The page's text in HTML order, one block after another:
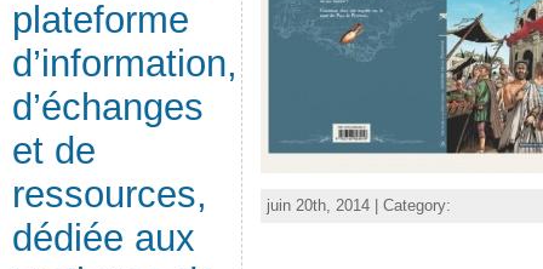
plateforme
d’information,
d’échanges
et de
ressources,
dédiée aux
juin 20th, 2014 | Category: